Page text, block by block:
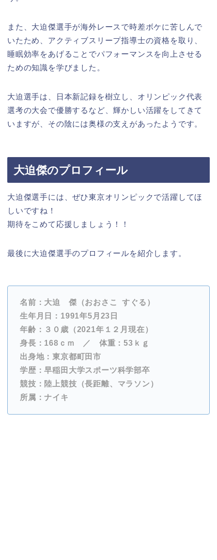
また、大迫傑選手が海外レースで時差ボケに苦しんで
いたため、アクティブスリープ指導士の資格を取り、
睡眠効率をあげることでパフォーマンスを向上させる
ための知識を学びました。
大迫選手は、日本新記録を樹立し、オリンピック代表
選考の大会で優勝するなど、輝かしい活躍をしてきて
いますが、その陰には奥様の支えがあったようです。
大迫傑のプロフィール
大迫傑選手には、ぜひ東京オリンピックで活躍してほ
しいですね！
期待をこめて応援しましょう！！
最後に大迫傑選手のプロフィールを紹介します。
名前：大迫 傑（おおさこ すぐる）
生年月日：1991年5月23日
年齢：３０歳（2021年１２月現在）
身長：168ｃｍ ／ 体重：53ｋｇ
出身地：東京都町田市
学歴：早稲田大学スポーツ科学部卒
競技：陸上競技（長距離、マラソン）
所属：ナイキ